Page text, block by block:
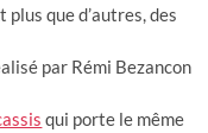
que d’autres, des
par Rémi Bezancon
qui porte le même